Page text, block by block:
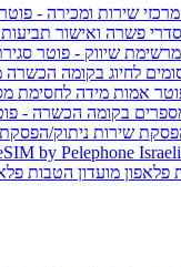
מרכזי שירות ומכירה - פוטר
פשרה ואישור תביעות
שיווק - פוטר
לחיוג בקומה הכשרה
אמות מידה לחסימת
בקומה הכשרה -
שירות ניתוק/
by Pelephone
פלאפון מועדון הטבות